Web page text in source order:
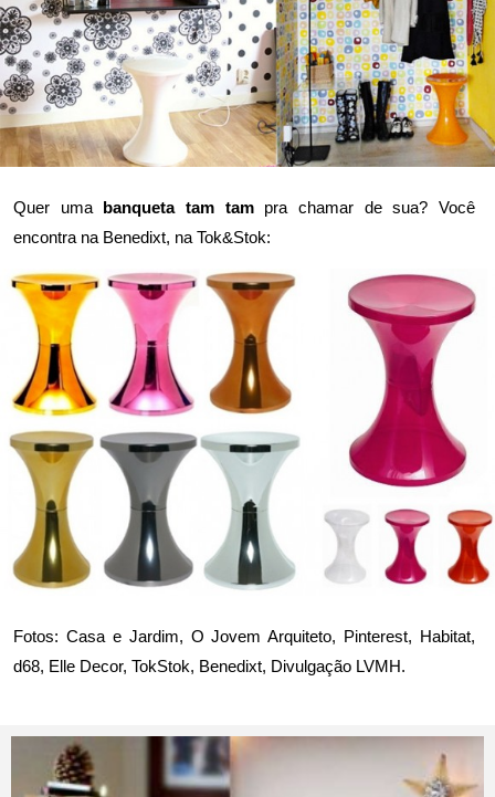
Quer uma banqueta tam tampra chamar de sua? Você
encontra na Benedixt, na Tok&Stok:
Fotos: Casa e Jardim, O Jovem Arquiteto, Pinterest, Habitat,
d68, Elle Decor, TokStok, Benedixt, Divulgação LVMH.